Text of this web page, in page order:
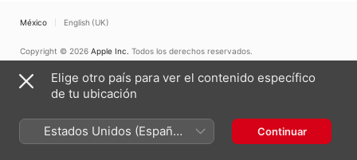
México English (UK)
Copyright © 2026 Apple Inc. Todos los derechos reservados.
Advertencia sobre cookies
Soporte Comentarios
Elige otro país para ver el contenido específico
de tu ubicación
Estados Unidos (Español
México)
Continuar